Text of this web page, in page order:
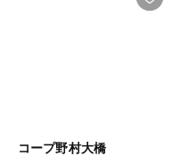
コープ野村大橋